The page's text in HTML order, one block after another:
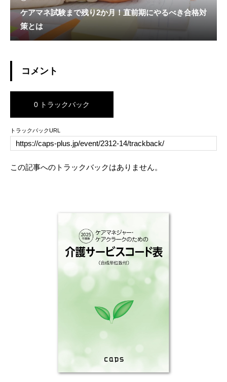
ケアマネ試験まで残り2か月！直前期にやるべき合格対
策とは
コメント
0 トラックバック
トラックバックURL
この記事へのトラックバックはありません。